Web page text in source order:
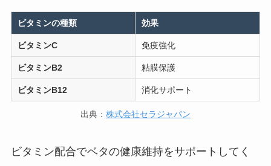
ビタミンの種類 効果
ビタミンC 免疫強化
ビタミンB2 粘膜保護
ビタミンB12 消化サポート
出典： 株式会社セラジャパン
ビタミン配合でベタの健康維持をサポートしてく